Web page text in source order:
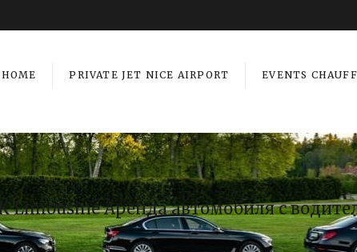
HOME PRIVATE JET NICE AIRPORT EVENTS
Limousine Аренда автомобиля с